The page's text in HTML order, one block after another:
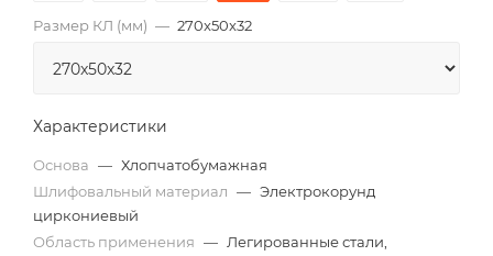
Размер КЛ (мм) — 270x50x32
Характеристики
Основа — Хлопчатобумажная
Шлифовальный материал — Электрокорунд
циркониевый
Область применения — Легированные стали,